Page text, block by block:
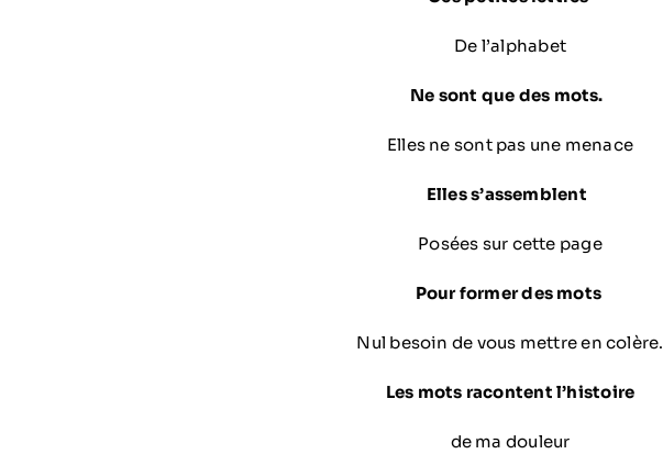
De l’alphabet
Ne sont que des mots.
Elles ne sont pas une menace
Elles s’assemblent
Posées sur cette page
Pour former des mots
Nul besoin de vous mettre en colère.
Les mots racontent l’histoire
de ma douleur